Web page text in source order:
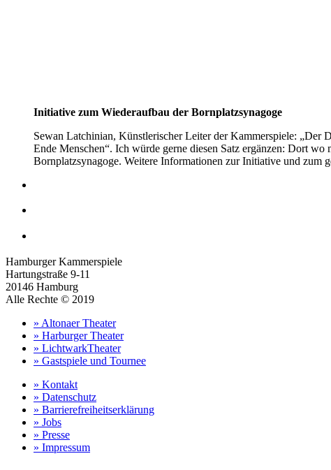
Initiative zum Wiederaufbau der Bornplatzsynagoge
Sewan Latchinian, Künstlerischer Leiter der Kammerspiele: „Der
Ende Menschen“. Ich würde gerne diesen Satz ergänzen: Dort
Bornplatzsynagoge. Weitere Informationen zur Initiative und zum
Hamburger Kammerspiele
Hartungstraße 9-11
20146 Hamburg
Alle Rechte © 2019
» Altonaer Theater
» Harburger Theater
» LichtwarkTheater
» Gastspiele und Tournee
» Kontakt
» Datenschutz
» Barrierefreiheitserklärung
» Jobs
» Presse
» Impressum